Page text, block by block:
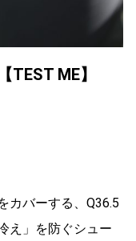
ME】
カバーする、Q36.5
え」を防ぐシュー